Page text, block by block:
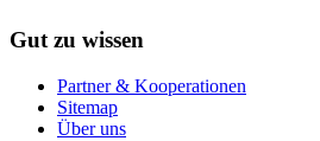
Gut zu wissen
Partner & Kooperationen
Sitemap
Über uns